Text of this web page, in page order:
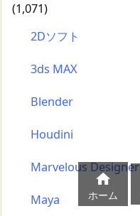
(1,071)
2Dソフト
3ds MAX
Blender
Houdini
Marvelous Designer
Maya

ホーム